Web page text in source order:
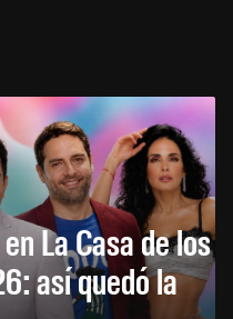
La Casa de los
así quedó la